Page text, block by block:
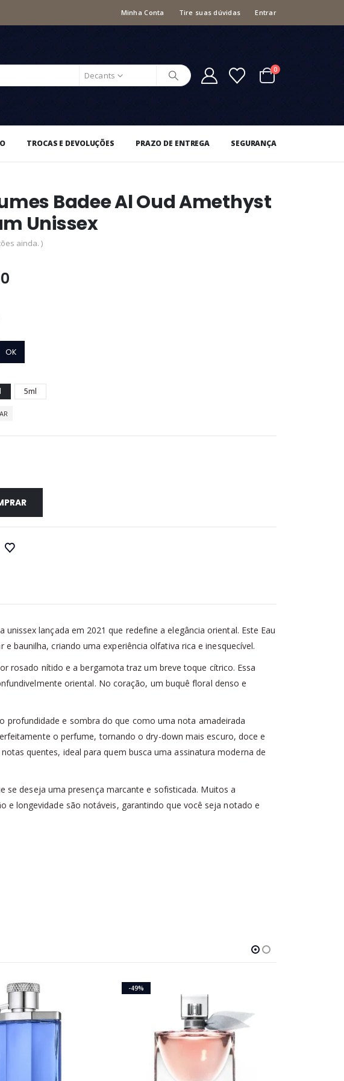
Minha Conta Tire suas dúvidas Entrar
Decants
0
TROCAS E DEVOLUÇÕES PRAZO DE ENTREGA SEGURANÇA
Badee Al Oud Amethyst
Unissex
ainda. )
Faixa
através
R$25,90
5ml
lançada em 2021 que redefine a elegância oriental. Este Eau
baunilha, criando uma experiência olfativa rica e inesquecível.
rosado nítido e a bergamota traz um breve toque cítrico. Essa
oriental. No coração, um buquê floral denso e
profundidade e sombra do que como uma nota amadeirada
o perfume, tornando o dry-down mais escuro, doce e
quentes, ideal para quem busca uma assinatura moderna de
se deseja uma presença marcante e sofisticada. Muitos a
longevidade são notáveis, garantindo que você seja notado e
-49%